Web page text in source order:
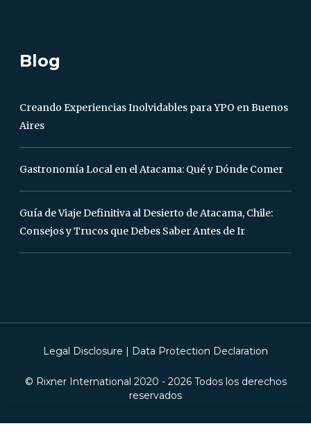
Blog
Creando Experiencias Inolvidables para YPO en Buenos
Aires
Gastronomía Local en el Atacama: Qué y Dónde Comer
Guía de Viaje Definitiva al Desierto de Atacama, Chile:
Consejos y Trucos que Debes Saber Antes de Ir
© Rixner International 2020 - 2026Todos los derechos
reservados
Legal Disclosure | Data Protection Declaration